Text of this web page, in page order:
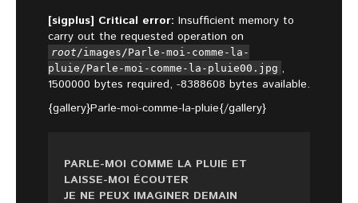
[sigplus] Critical error: Insufficient memory to
carry out the requested operation on
root/images/Parle-moi-comme-la-
pluie/Parle-moi-comme-la-pluie00.jpg ,
1500000 bytes required, -8388608 bytes available.
{gallery}Parle-moi-comme-la-pluie{/gallery}
PARLE-MOI COMME LA PLUIE ET
LAISSE-MOI ÉCOUTER
JE NE PEUX IMAGINER DEMAIN